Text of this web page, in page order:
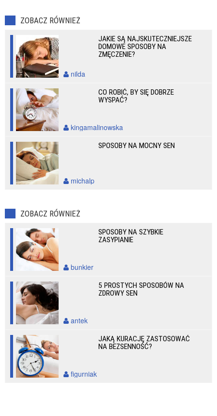
ZOBACZ RÓWNIEŻ
JAKIE SĄ NAJSKUTECZNIEJSZE
DOMOWE SPOSOBY NA
ZMĘCZENIE?
nilda
CO ROBIĆ, BY SIĘ DOBRZE
WYSPAĆ?
kingamalinowska
SPOSOBY NA MOCNY SEN
michalp
ZOBACZ RÓWNIEŻ
SPOSOBY NA SZYBKIE
ZASYPIANIE
bunkier
5 PROSTYCH SPOSOBÓW NA
ZDROWY SEN
antek
JAKĄ KURACJĘ ZASTOSOWAĆ
NA BEZSENNOŚĆ?
figurniak